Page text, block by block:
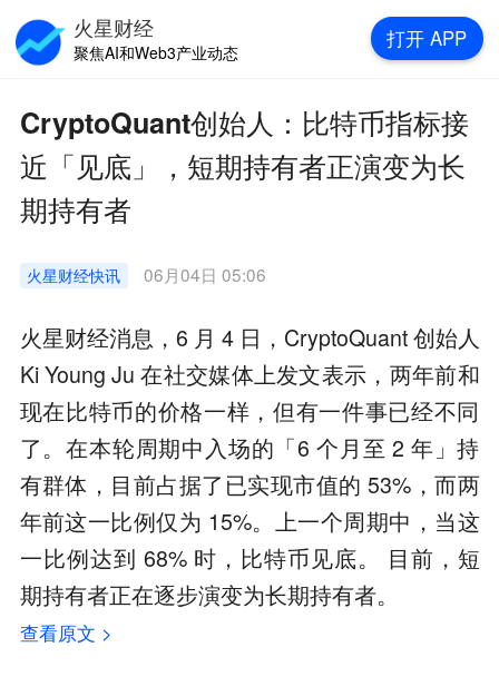
CryptoQuant创始人：比特币指标接
近「见底」，短期持有者正演变为长
期持有者
火星财经快讯 06月04日 05:06
火星财经消息，6 月 4 日，CryptoQuant 创始人
Ki Young Ju 在社交媒体上发文表示，两年前和
现在比特币的价格一样，但有一件事已经不同
了。在本轮周期中入场的「6 个月至 2 年」持
有群体，目前占据了已实现市值的 53%，而两
年前这一比例仅为 15%。上一个周期中，当这
一比例达到 68% 时，比特币见底。 目前，短
期持有者正在逐步演变为长期持有者。
查看原文 >
火星财经
聚焦AI和Web3产业动态
打开 APP